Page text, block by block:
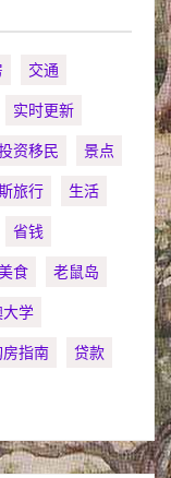
交通
实时更新
资移民
景点
旅行
生活
省钱
食
老鼠岛
学
房指南
贷款